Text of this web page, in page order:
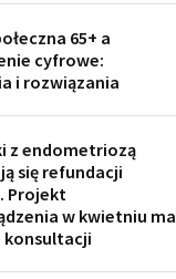
65+ a
cyfrowe:
i rozwiązania
z endometriozą
się refundacji
Projekt
w kwietniu ma
konsultacji